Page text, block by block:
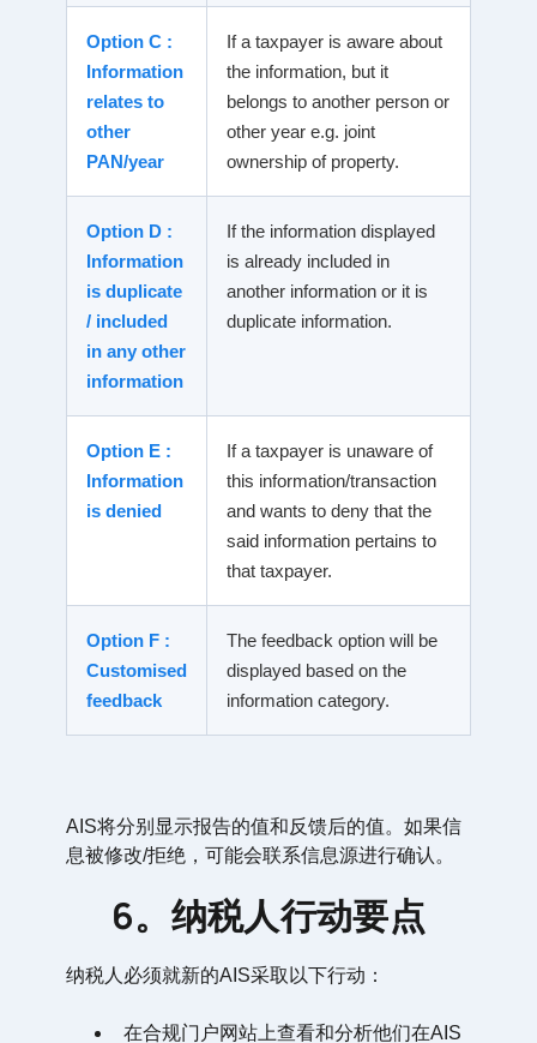
Option C :
Information
relates to
other
PAN/year
If a taxpayer is aware about
the information, but it
belongs to another person or
other year e.g. joint
ownership of property.
Option D :
Information
is duplicate
/ included
in any other
information
If the information displayed
is already included in
another information or it is
duplicate information.
Option E :
Information
is denied
If a taxpayer is unaware of
this information/transaction
and wants to deny that the
said information pertains to
that taxpayer.
Option F :
Customised
feedback
The feedback option will be
displayed based on the
information category.
AIS将分别显示报告的值和反馈后的值。如果信
息被修改/拒绝，可能会联系信息源进行确认。
6。纳税人行动要点
纳税人必须就新的AIS采取以下行动：
在合规门户网站上查看和分析他们在AIS